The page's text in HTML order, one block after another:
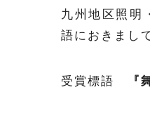
九州地区照明
語におきまし
受賞標語